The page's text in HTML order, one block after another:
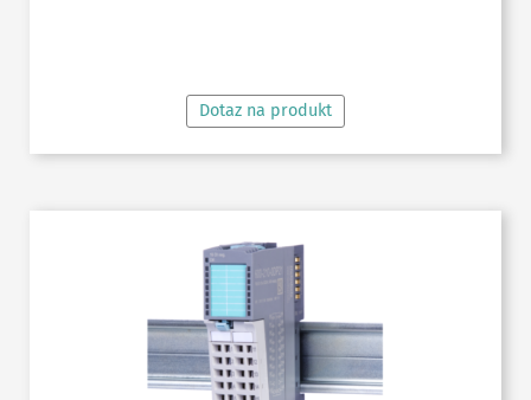
Dotaz na produkt